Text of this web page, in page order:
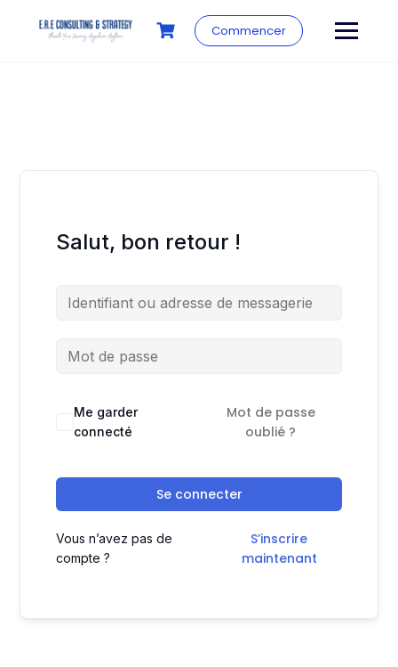
Commencer
Salut, bon retour !
Me garder
connecté
Mot de passe
oublié ?
Se connecter
Vous n’avez pas de
compte ?
S’inscrire
maintenant